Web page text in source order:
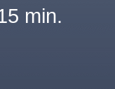
min.